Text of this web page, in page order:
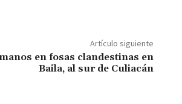
Artículo siguiente
en fosas clandestinas en
Baila, al sur de Culiacán